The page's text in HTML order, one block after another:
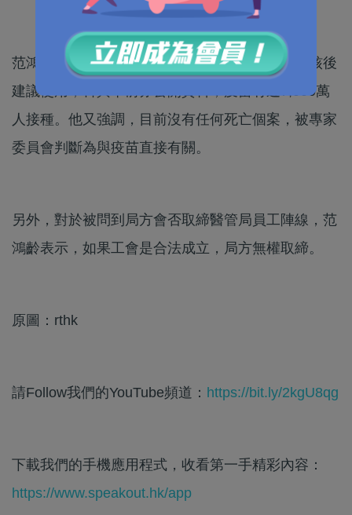
范鴻齡指出，本港所用疫苗都是經專家委員會審核後
建議使用，科興早前亦公開資料，疫苗有近7,000萬
人接種。他又強調，目前沒有任何死亡個案，被專家
委員會判斷為與疫苗直接有關。
另外，對於被問到局方會否取締醫管局員工陣線，范
鴻齡表示，如果工會是合法成立，局方無權取締。
原圖：rthk
請Follow我們的YouTube頻道： https://bit.ly/2kgU8qg
下載我們的手機應用程式，收看第一手精彩內容：
https://www.speakout.hk/app